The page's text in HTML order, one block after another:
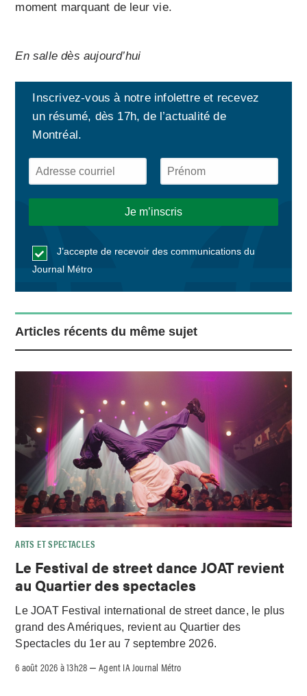
moment marquant de leur vie.
En salle dès aujourd’hui
Inscrivez-vous à notre infolettre et recevez
un résumé, dès 17h, de l’actualité de
Montréal.
J’accepte de recevoir des communications du
Journal Métro
Articles récents du même sujet
ARTS ET SPECTACLES
Le Festival de street dance JOAT revient
au Quartier des spectacles
Le JOAT Festival international de street dance, le plus
grand des Amériques, revient au Quartier des
Spectacles du 1er au 7 septembre 2026.
6 août 2026 à 13h28 –Agent IA Journal Métro